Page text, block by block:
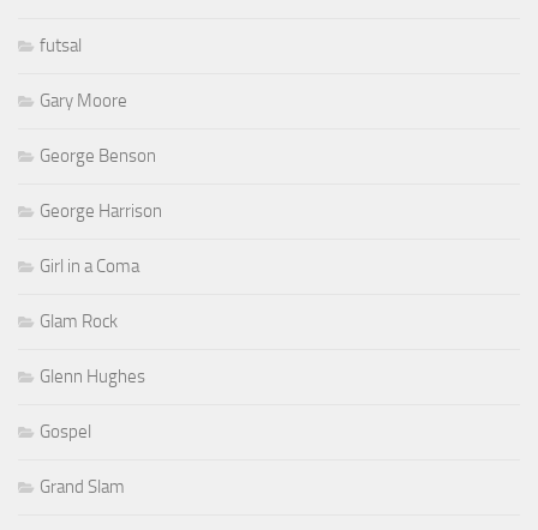
futsal
Gary Moore
George Benson
George Harrison
Girl in a Coma
Glam Rock
Glenn Hughes
Gospel
Grand Slam